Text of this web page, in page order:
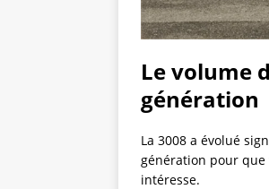
Le volume
génération
La 3008 a évolué
génération pour que
intéresse.